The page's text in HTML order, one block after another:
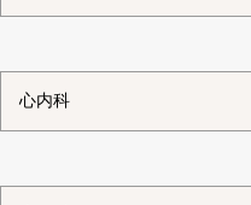
心内科